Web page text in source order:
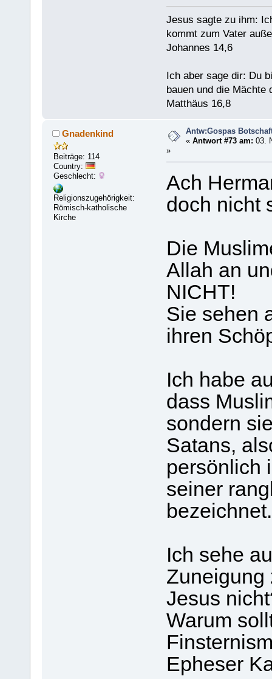
Jesus sagte zu ihm:
kommt zum Vater
Johannes 14,6
Ich aber sage dir: Du
bauen und die Mächte
Matthäus 16,8
Gnadenkind
Beiträge: 114
Country:
Geschlecht:
Religionszugehörigkeit:
Römisch-katholische
Kirche
Antw:Gospas
«Antwort #73 am: 03.
»
Ach
doch nicht
Die
Allah an
NICHT!
Sie sehen
ihren
Ich habe
dass
sondern
Satans,
persönlich
seiner
bezeichnet.
Ich sehe
Zuneigung
Jesus
Warum
Epheser